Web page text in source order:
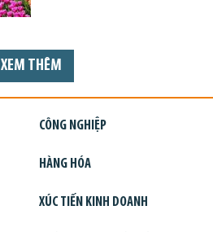
XEM THÊM
CÔNG NGHIỆP
HÀNG HÓA
XÚC TIẾN KINH DOANH